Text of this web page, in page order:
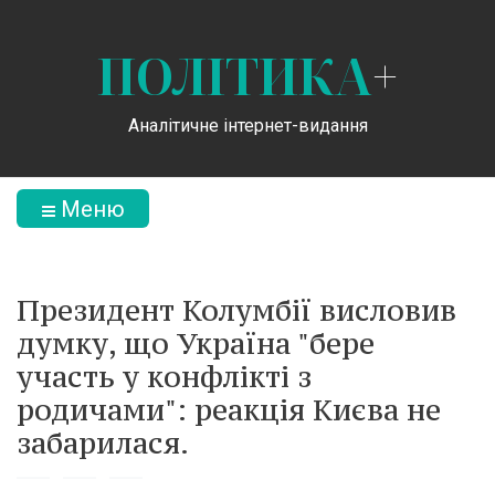
ПОЛІТИКА+
Аналітичне інтернет-видання
Меню
Президент Колумбії висловив
думку, що Україна "бере
участь у конфлікті з
родичами": реакція Києва не
забарилася.